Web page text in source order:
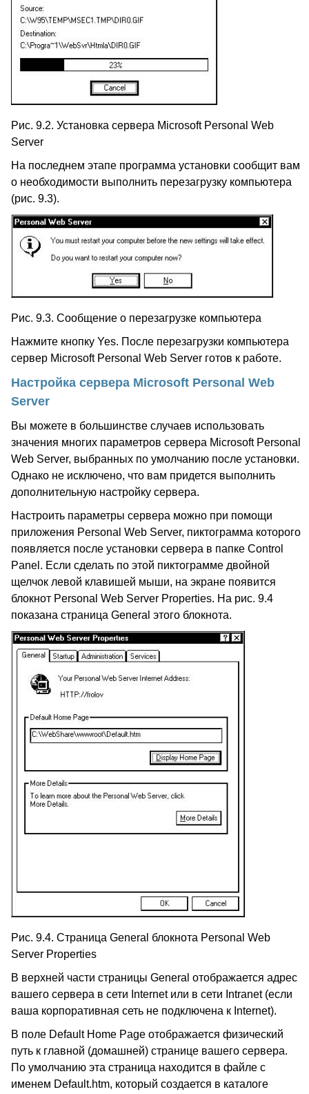
Рис. 9.2. Установка сервера Microsoft Personal Web
Server
На последнем этапе программа установки сообщит вам
о необходимости выполнить перезагрузку компьютера
(рис. 9.3).
Рис. 9.3. Сообщение о перезагрузке компьютера
Нажмите кнопку Yes. После перезагрузки компьютера
сервер Microsoft Personal Web Server готов к работе.
Настройка сервера Microsoft Personal Web
Server
Вы можете в большинстве случаев использовать
значения многих параметров сервера Microsoft Personal
Web Server, выбранных по умолчанию после установки.
Однако не исключено, что вам придется выполнить
дополнительную настройку сервера.
Настроить параметры сервера можно при помощи
приложения Personal Web Server, пиктограмма которого
появляется после установки сервера в папке Control
Panel. Если сделать по этой пиктограмме двойной
щелчок левой клавишей мыши, на экране появится
блокнот Personal Web Server Properties. На рис. 9.4
показана страница General этого блокнота.
Рис. 9.4. Страница General блокнота Personal Web
Server Properties
В верхней части страницы General отображается адрес
вашего сервера в сети Internet или в сети Intranet (если
ваша корпоративная сеть не подключена к Internet).
В поле Default Home Page отображается физический
путь к главной (домашней) странице вашего сервера.
По умолчанию эта страница находится в файле с
именем Default.htm, который создается в каталоге